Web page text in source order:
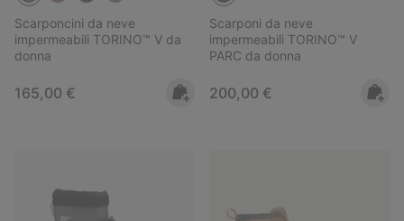
Scarponcini da neve
impermeabili TORINO™ V da
donna
Regular price:
165,00 €
Scarponi da neve
impermeabili TORINO™ V
PARC da donna
Regular price:
200,00 €